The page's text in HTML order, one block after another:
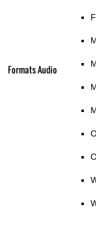
Formats Audio